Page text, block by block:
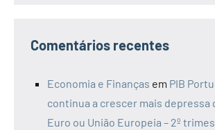
Comentários recentes
Economia e Finanças em PIB
continua a crescer mais depressa
Euro ou União Europeia – 2º